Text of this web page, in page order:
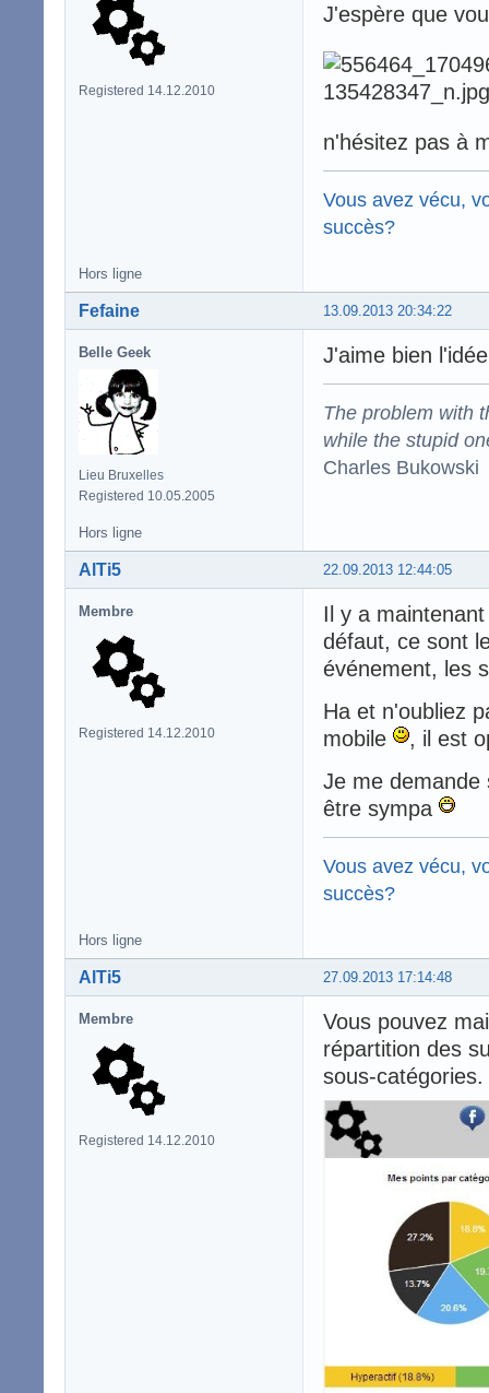
Registered 14.12.2010
J'espère que
n'hésitez pas à
Vous avez vécu,
succès?
Hors ligne
13.09.2013 20:34:22
Fefaine
Belle Geek
Lieu Bruxelles
Registered 10.05.2005
J'aime bien
The problem with
while the stupid
Charles Bukowski
Hors ligne
22.09.2013 12:44:05
AlTi5
Membre
Registered 14.12.2010
Il y a
défaut, ce sont
événement, les
Ha et n'oubliez
mobile
, il est
Je me demande
être sympa
Vous avez vécu,
succès?
Hors ligne
27.09.2013 17:14:48
AlTi5
Membre
Registered 14.12.2010
Vous pouvez
répartition des
sous-catégories.